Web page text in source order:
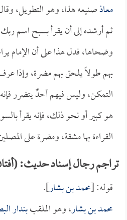
معاذصنيعه هذا، وهو التطويل،
ثم أرشده إلى أن يقرأ بسبح اسم
وضحاها، فدل هذا على أن الإمام
بهم طولاً يلحق بهم مضرة، وإذا
التمكن، وليس فيهم أحدٌ يتضرر
هو كبير أو نحو ذلك، فإنه يقرأ
القراءة بها مشقة، ومضرة على
تراجم رجال إسناد حديث:
قوله: [محمد بن بشار].
محمد بن بشار، وهو الملقببندار